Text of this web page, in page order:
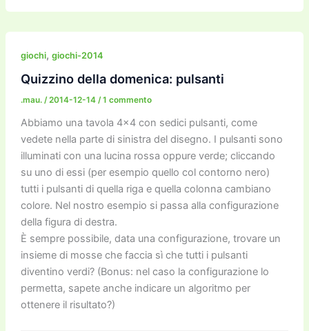
c
e
b
o
o
k
itt
er
ai
l
ai
l
st
o
o
e
gr
m
p
y
n
k
e
n
di
giochi, giochi-2014
Quizzino della domenica: pulsanti
.mau. /2014-12-14 /1 commento
Abbiamo una tavola 4×4 con sedici pulsanti, come
vedete nella parte di sinistra del disegno. I pulsanti sono
illuminati con una lucina rossa oppure verde; cliccando
su uno di essi (per esempio quello col contorno nero)
tutti i pulsanti di quella riga e quella colonna cambiano
colore. Nel nostro esempio si passa alla configurazione
della figura di destra.
È sempre possibile, data una configurazione, trovare un
insieme di mosse che faccia sì che tutti i pulsanti
diventino verdi? (Bonus: nel caso la configurazione lo
permetta, sapete anche indicare un algoritmo per
ottenere il risultato?)